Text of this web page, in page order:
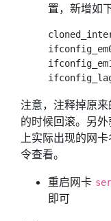
置，新增如
注意，注释掉原
的时候回滚。另
上实际出现的网
令查看。
重启网卡
即可